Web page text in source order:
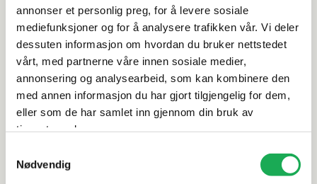
annonser et personlig preg, for å levere sosiale
mediefunksjoner og for å analysere trafikken vår. Vi deler
dessuten informasjon om hvordan du bruker nettstedet
vårt, med partnerne våre innen sosiale medier,
annonsering og analysearbeid, som kan kombinere den
med annen informasjon du har gjort tilgjengelig for dem,
eller som de har samlet inn gjennom din bruk av
tjenestene deres.
Nødvendig
Spesifikasjoner
Rengjøring og vedlikehold
Leveringsinformasjon
Dokumentasjon